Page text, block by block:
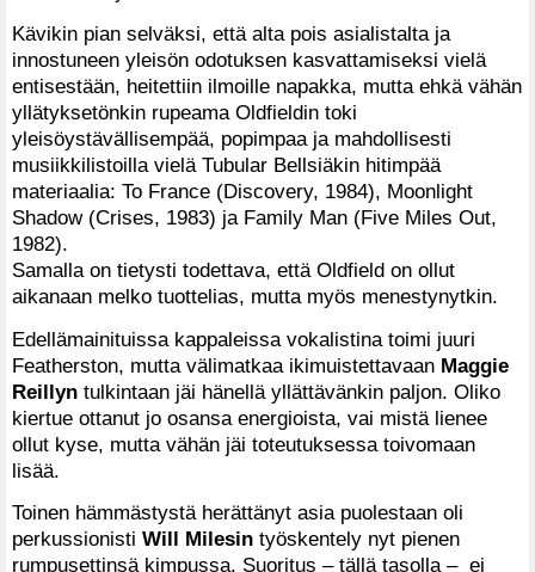
Kävikin pian selväksi, että alta pois asialistalta ja
innostuneen yleisön odotuksen kasvattamiseksi vielä
entisestään, heitettiin ilmoille napakka, mutta ehkä vähän
yllätyksetönkin rupeama Oldfieldin toki
yleisöystävällisempää, popimpaa ja mahdollisesti
musiikkilistoilla vielä Tubular Bellsiäkin hitimpää
materiaalia: To France (Discovery, 1984), Moonlight
Shadow (Crises, 1983) ja Family Man (Five Miles Out,
1982).
Samalla on tietysti todettava, että Oldfield on ollut
aikanaan melko tuottelias, mutta myös menestynytkin.
Edellämainituissa kappaleissa vokalistina toimi juuri
Featherston, mutta välimatkaa ikimuistettavaan Maggie
Reillyn tulkintaan jäi hänellä yllättävänkin paljon. Oliko
kiertue ottanut jo osansa energioista, vai mistä lienee
ollut kyse, mutta vähän jäi toteutuksessa toivomaan
lisää.
Toinen hämmästystä herättänyt asia puolestaan oli
perkussionisti Will Milesin työskentely nyt pienen
rumpusettinsä kimpussa. Suoritus – tällä tasolla – ei